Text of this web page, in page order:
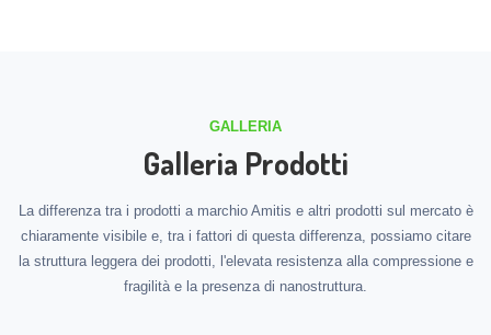
GALLERIA
Galleria Prodotti
La differenza tra i prodotti a marchio Amitis e altri prodotti sul mercato è
chiaramente visibile e, tra i fattori di questa differenza, possiamo citare
la struttura leggera dei prodotti, l'elevata resistenza alla compressione e
fragilità e la presenza di nanostruttura.